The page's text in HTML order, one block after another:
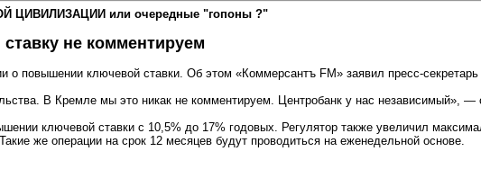
ЦИВИЛИЗАЦИИ или очередные "гопоны ?"
не комментируем
повышении ключевой ставки. Об этом «Коммерсантъ FM» заявил пресс-
В Кремле мы это никак не комментируем. Центробанк у нас независимый», —
ключевой ставки с 10,5% до 17% годовых. Регулятор также увеличил
же операции на срок 12 месяцев будут проводиться на еженедельной основе.